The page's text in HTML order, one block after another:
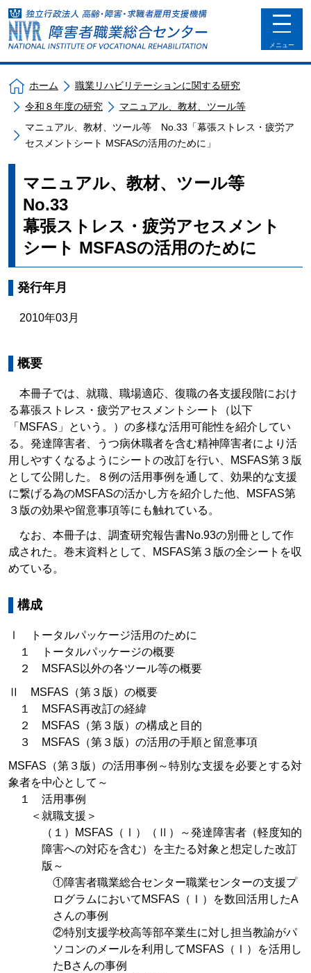
toggle
メニュー
ホーム
職業リハビリテーションに関する研究
令和８年度の研究
マニュアル、教材、ツール等
マニュアル、教材、ツール等 No.33「幕張ストレス・疲労ア
セスメントシート MSFASの活用のために」
マニュアル、教材、ツール等
No.33
幕張ストレス・疲労アセスメント
シート MSFASの活用のために
発行年月
2010年03月
概要
本冊子では、就職、職場適応、復職の各支援段階におけ
る幕張ストレス・疲労アセスメントシート（以下
「MSFAS」という。）の多様な活用可能性を紹介してい
る。発達障害者、うつ病休職者を含む精神障害者により活
用しやすくなるようにシートの改訂を行い、MSFAS第３版
として公開した。８例の活用事例を通して、効果的な支援
に繋げる為のMSFASの活かし方を紹介した他、MSFAS第
３版の効果や留意事項等にも触れている。
なお、本冊子は、調査研究報告書No.93の別冊として作
成された。巻末資料として、MSFAS第３版の全シートを収
めている。
構成
Ⅰ トータルパッケージ活用のために
１ トータルパッケージの概要
２ MSFAS以外の各ツール等の概要
Ⅱ MSFAS（第３版）の概要
１ MSFAS再改訂の経緯
２ MSFAS（第３版）の構成と目的
３ MSFAS（第３版）の活用の手順と留意事項
MSFAS（第３版）の活用事例～特別な支援を必要とする対
象者を中心として～
１ 活用事例
＜就職支援＞
（１）MSFAS（Ⅰ）（Ⅱ）～発達障害者（軽度知的
障害への対応を含む）を主たる対象と想定した改訂
版～
①障害者職業総合センター職業センターの支援プ
ログラムにおいてMSFAS（Ⅰ）を数回活用したA
さんの事例
②特別支援学校高等部卒業生に対し担当教諭がパ
ソコンのメールを利用してMSFAS（Ⅰ）を活用し
たBさんの事例